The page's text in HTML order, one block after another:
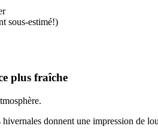
sous-estimé!)
plus fraîche
donnent une impression de